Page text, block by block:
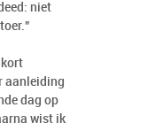
niet
kort
aanleiding
dag op
wist ik